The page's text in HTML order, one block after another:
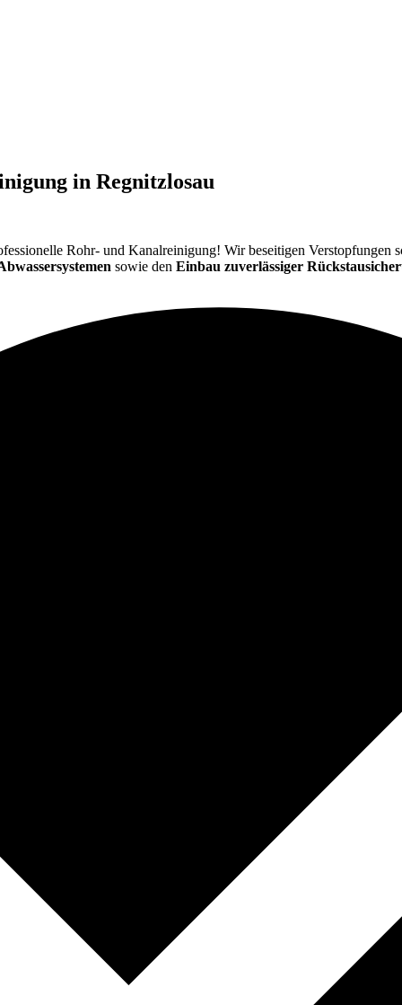
in Regnitzlosau
Rohr- und Kanalreinigung! Wir beseitigen Verstopfungen
sowie den Einbau zuverlässiger